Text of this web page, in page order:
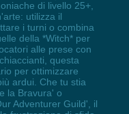
di livello 25+,
utilizza il
i turni o combina
della *Witch* per
alle prese con
questa
per ottimizzare
ardui. Che tu stia
la Bravura' o
Adventurer Guild', il